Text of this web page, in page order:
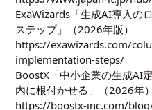
ExaWizards「生成AI導入の
ステップ」（2026年版）
https://exawizards.com/
implementation-steps/
BoostX「中小企業の生成AI
内に根付かせる」（2026年）
https://boostx-inc.com/